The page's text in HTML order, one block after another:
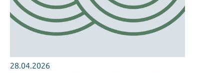
28.04.2026